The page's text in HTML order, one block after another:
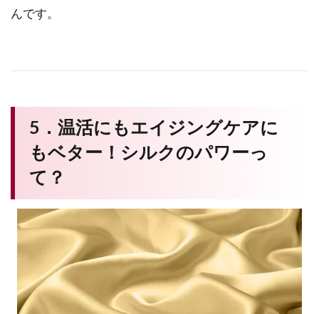
んです。
5．温活にもエイジングケアに
もベター！シルクのパワーっ
て？